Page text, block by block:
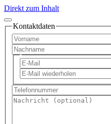
Direkt zum Inhalt
Kontaktdaten
Vorname
Nachname
E-
Mail
E-
Mail
E-
Mail
wiederholen
Telefonnummer
Nachricht